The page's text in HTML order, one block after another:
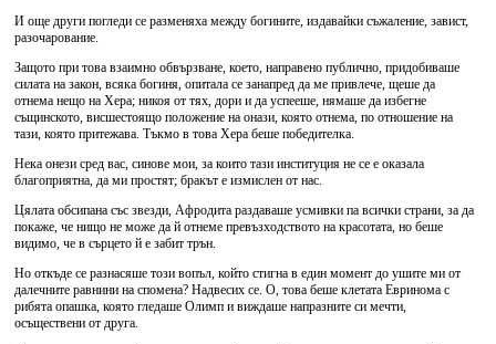
И още други погледи се разменяха между богините, издавайки съжаление, завист,
разочарование.
Защото при това взаимно обвързване, което, направено публично, придобиваше
силата на закон, всяка богиня, опитала се занапред да ме привлече, щеше да
отнема нещо на Хера; никоя от тях, дори и да успееше, нямаше да избегне
същинското, висшестоящо положение на онази, която отнема, по отношение на
тази, която притежава. Тъкмо в това Хера беше победителка.
Нека онези сред вас, синове мои, за които тази институция не се е оказала
благоприятна, да ми простят; бракът е измислен от нас.
Цялата обсипана със звезди, Афродита раздаваше усмивки па всички страни, за да
покаже, че нищо не може да й отнеме превъзходството на красотата, но беше
видимо, че в сърцето й е забит трън.
Но откъде се разнасяше този вопъл, който стигна в един момент до ушите ми от
далечните равнини на спомена? Надвесих се. О, това беше клетата Евринома с
рибята опашка, която гледаше Олимп и виждаше напразните си мечти,
осъществени от друга.